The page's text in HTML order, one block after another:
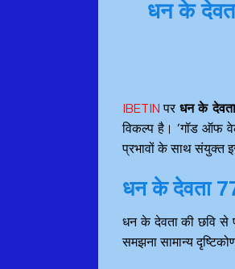
धन के
IBETIN पर धन के
विकल्प है। ‘गॉड ऑफ
प्रभावों के साथ संयुक्त
धन के देवता
धन के देवता की छवि से
समझना सामान्य